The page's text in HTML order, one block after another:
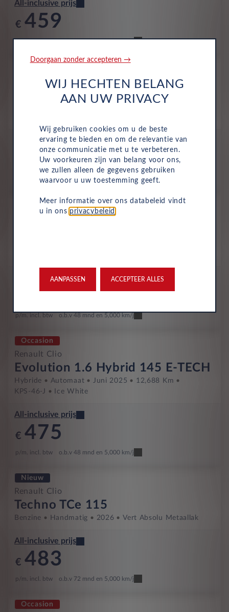
All-inclusive prijs
€ 459
p/m. incl. btw o.b.v 48 mnd en 5,000 km/j
Renault Clio
Evolution 1.6 Hybrid 145 E-TECH
All-inclusive prijs
460
p/m. incl. btw o.b.v 48 mnd en 5,000 km/j
Occasion
All-inclusive prijs
461
p/m. incl. btw o.b.v 48 mnd en 5,000 km/j
Occasion
Renault Clio
Evolution 1.6 Hybrid 145 E-TECH
Hybride Automaat Juni 2025
12,688 Km
KPS-46-J
Ice White
All-inclusive prijs
€ 475
p/m. incl. btw o.b.v 48 mnd en 5,000 km/j
Nieuw
Renault Clio
Techno TCe 115
Benzine Handmatig 2026 Vert Absolu Metaallak
All-inclusive prijs
€ 483
p/m. incl. btw o.b.v 72 mnd en 5,000 km/j
Occasion
Doorgaan zonder accepteren →
WIJ HECHTEN BELANG
AAN UW PRIVACY
Wij gebruiken cookies om u de beste
ervaring te bieden en om de relevantie van
onze communicatie met u te verbeteren.
Uw voorkeuren zijn van belang voor ons,
we zullen alleen de gegevens gebruiken
waarvoor u uw toestemming geeft.
Meer informatie over ons databeleid vindt
u in ons privacybeleid
AANPASSEN ACCEPTEER ALLES